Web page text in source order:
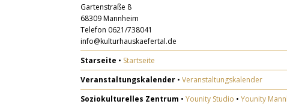
Gartenstraße 8
68309 Mannheim
Telefon 0621/738041
info@kulturhauskaefertal.de
Starseite • Startseite
Veranstaltungskalender •Veranstaltungskalender
Soziokulturelles Zentrum •Younity Studio •Younity